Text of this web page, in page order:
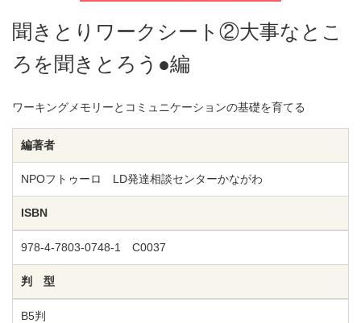
聞きとりワークシート②大事なとこ
ろを聞きとろう●編
ワーキングメモリーとコミュニケーションの基礎を育てる
編著者
NPOフトゥーロ LD発達相談センターかながわ
ISBN
978-4-7803-0748-1 C0037
判 型
B5判